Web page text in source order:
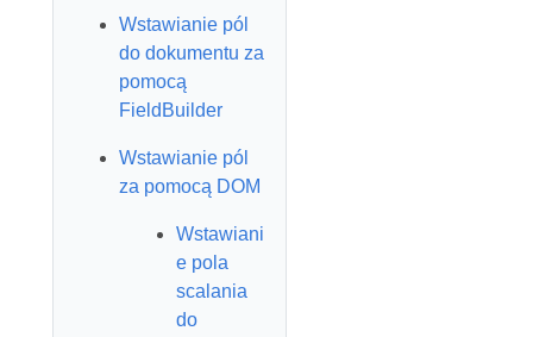
Wstawianie pól
do dokumentu za
pomocą
FieldBuilder
Wstawianie pól
za pomocą DOM
Wstawiani
e pola
scalania
do